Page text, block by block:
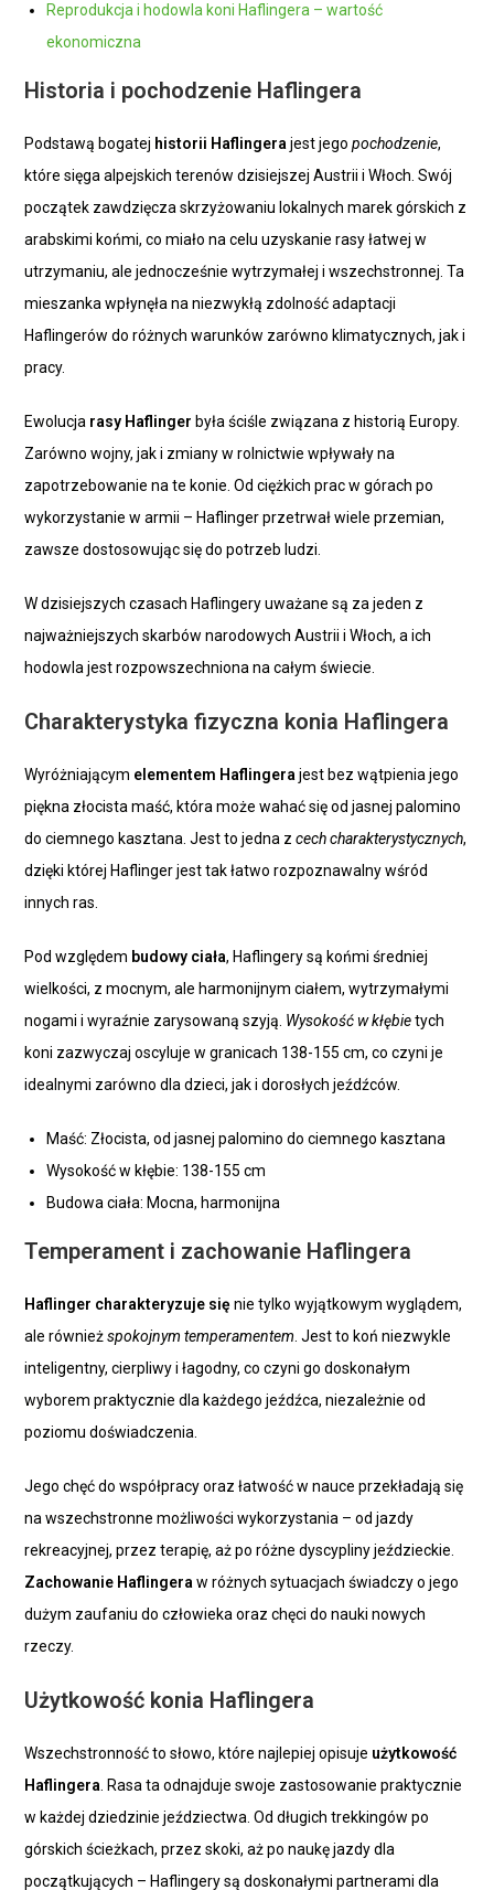
Reprodukcja i hodowla koni Haflingera – wartość
ekonomiczna
Historia i pochodzenie Haflingera
Podstawą bogatej historii Haflingerajest jegopochodzenie,
które sięga alpejskich terenów dzisiejszej Austrii i Włoch. Swój
początek zawdzięcza skrzyżowaniu lokalnych marek górskich z
arabskimi końmi, co miało na celu uzyskanie rasy łatwej w
utrzymaniu, ale jednocześnie wytrzymałej i wszechstronnej. Ta
mieszanka wpłynęła na niezwykłą zdolność adaptacji
Haflingerów do różnych warunków zarówno klimatycznych, jak i
pracy.
Ewolucja rasy Haflinger była ściśle związana z historią Europy.
Zarówno wojny, jak i zmiany w rolnictwie wpływały na
zapotrzebowanie na te konie. Od ciężkich prac w górach po
wykorzystanie w armii – Haflinger przetrwał wiele przemian,
zawsze dostosowując się do potrzeb ludzi.
W dzisiejszych czasach Haflingery uważane są za jeden z
najważniejszych skarbów narodowych Austrii i Włoch, a ich
hodowla jest rozpowszechniona na całym świecie.
Charakterystyka fizyczna konia Haflingera
Wyróżniającym elementem Haflingerajest bez wątpienia jego
piękna złocista maść, która może wahać się od jasnej palomino
do ciemnego kasztana. Jest to jedna zcech charakterystycznych,
dzięki której Haflinger jest tak łatwo rozpoznawalny wśród
innych ras.
Pod względem budowy ciała, Haflingery są końmi średniej
wielkości, z mocnym, ale harmonijnym ciałem, wytrzymałymi
nogami i wyraźnie zarysowaną szyją. Wysokość w kłębietych
koni zazwyczaj oscyluje w granicach 138-155 cm, co czyni je
idealnymi zarówno dla dzieci, jak i dorosłych jeźdźców.
Maść: Złocista, od jasnej palomino do ciemnego kasztana
Wysokość w kłębie: 138-155 cm
Budowa ciała: Mocna, harmonijna
Temperament i zachowanie Haflingera
Haflinger charakteryzuje sięnie tylko wyjątkowym wyglądem,
ale równieżspokojnym temperamentem. Jest to koń niezwykle
inteligentny, cierpliwy i łagodny, co czyni go doskonałym
wyborem praktycznie dla każdego jeźdźca, niezależnie od
poziomu doświadczenia.
Jego chęć do współpracy oraz łatwość w nauce przekładają się
na wszechstronne możliwości wykorzystania – od jazdy
rekreacyjnej, przez terapię, aż po różne dyscypliny jeździeckie.
Zachowanie Haflingeraw różnych sytuacjach świadczy o jego
dużym zaufaniu do człowieka oraz chęci do nauki nowych
rzeczy.
Użytkowość konia Haflingera
Wszechstronność to słowo, które najlepiej opisuje użytkowość
Haflingera. Rasa ta odnajduje swoje zastosowanie praktycznie
w każdej dziedzinie jeździectwa. Od długich trekkingów po
górskich ścieżkach, przez skoki, aż po naukę jazdy dla
początkujących – Haflingery są doskonałymi partnerami dla